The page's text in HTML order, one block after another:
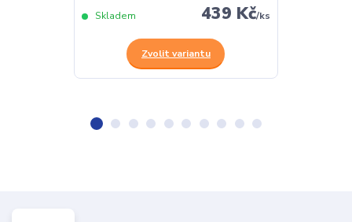
439 Kč/ks
Skladem
Zvolit variantu